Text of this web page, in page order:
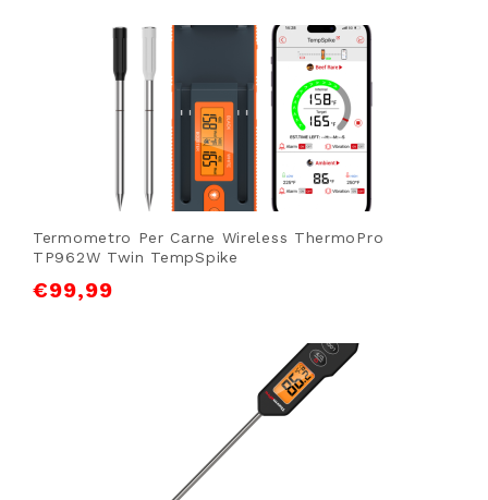
Termometro Per Carne Wireless ThermoPro
TP962W Twin TempSpike
€99,99